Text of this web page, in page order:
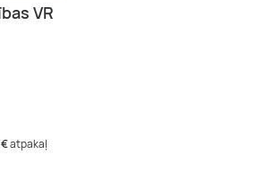
VR
atpakaļ